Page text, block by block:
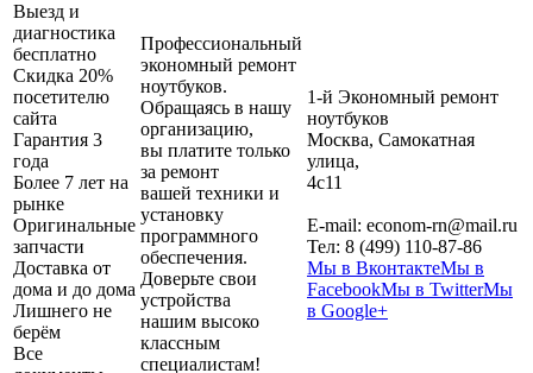
Выезд и
диагностика
бесплатно
Скидка 20%
посетителю
сайта
Гарантия 3
года
Более 7 лет на
рынке
Оригинальные
запчасти
Доставка от
дома и до дома
Лишнего не
берём
Все
Профессиональный
экономный ремонт
ноутбуков.
Обращаясь в нашу
организацию,
вы платите только
за ремонт
вашей техники и
установку
программного
обеспечения.
Доверьте свои
устройства
нашим высоко
классным
специалистам!
1-й Экономный ремонт
ноутбуков
Москва, Самокатная
улица,
4с11
E-mail: econom-rn@mail.ru
Тел: 8 (499) 110-87-86
Мы в ВконтактеМы в
FacebookМы в TwitterМы
в Google+